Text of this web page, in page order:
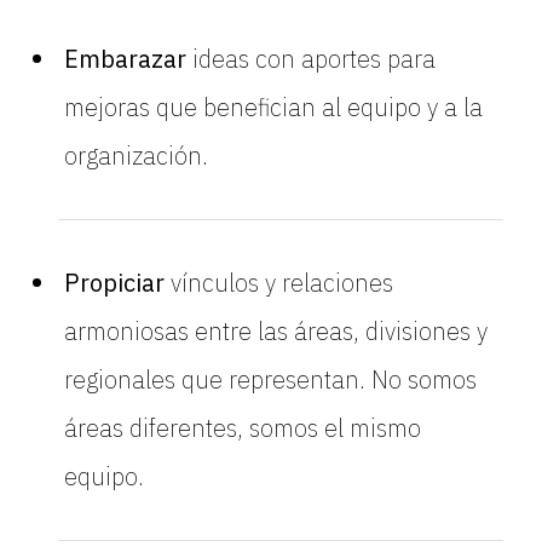
Embarazar ideas con aportes para
mejoras que benefician al equipo y a la
organización.
Propiciarvínculos y relaciones
armoniosas entre las áreas, divisiones y
regionales que representan. No somos
áreas diferentes, somos el mismo
equipo.